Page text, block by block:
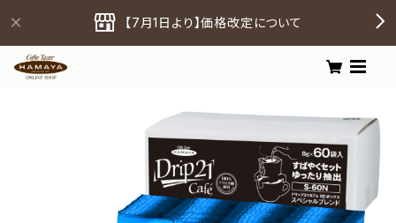
【7月1日より】価格改定について